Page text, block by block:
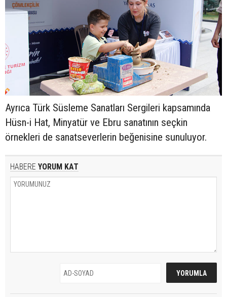
Ayrıca Türk Süsleme Sanatları Sergileri kapsamında
Hüsn-i Hat, Minyatür ve Ebru sanatının seçkin
örnekleri de sanatseverlerin beğenisine sunuluyor.
HABERE YORUM KAT